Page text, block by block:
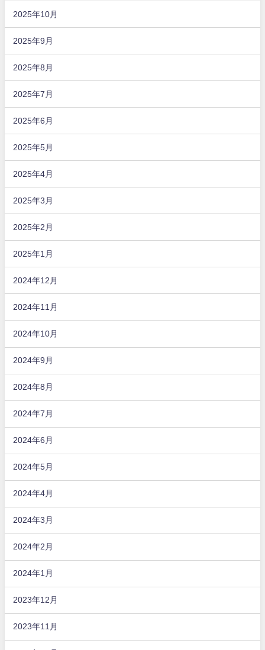
2025年10月
2025年9月
2025年8月
2025年7月
2025年6月
2025年5月
2025年4月
2025年3月
2025年2月
2025年1月
2024年12月
2024年11月
2024年10月
2024年9月
2024年8月
2024年7月
2024年6月
2024年5月
2024年4月
2024年3月
2024年2月
2024年1月
2023年12月
2023年11月